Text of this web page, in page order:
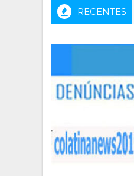
RECENTES
a novela da candidatura